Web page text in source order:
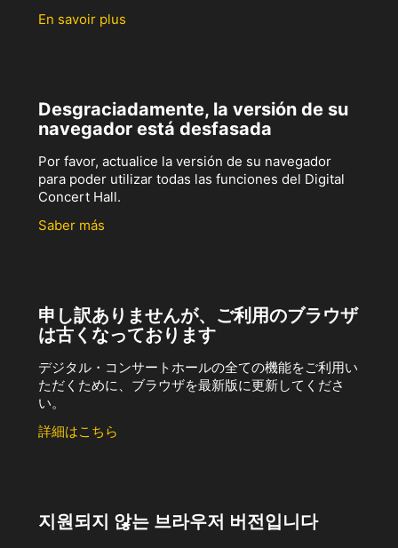
En savoir plus
Desgraciadamente, la versión de su
navegador está desfasada
Por favor, actualice la versión de su navegador
para poder utilizar todas las funciones del Digital
Concert Hall.
Saber más
申し訳ありませんが、ご利用のブラウザ
は古くなっております
デジタル・コンサートホールの全ての機能をご利用い
ただくために、ブラウザを最新版に更新してくださ
い。
詳細はこちら
지원되지 않는 브라우저 버전입니다